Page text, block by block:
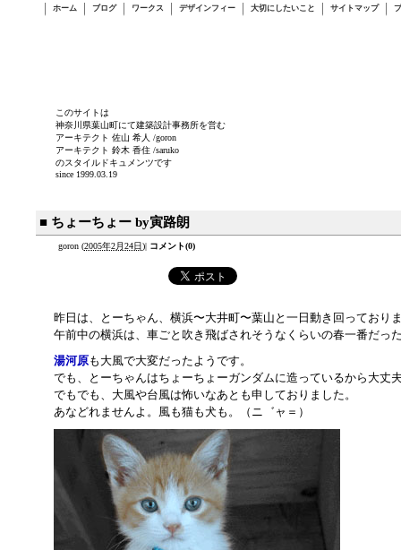
ホーム ブログ ワークス デザインフィー 大切にしたいこと サイトマップ
このサイトは
神奈川県葉山町にて建築設計事務所を営む
アーキテクト 佐山 希人 /goron
アーキテクト 鈴木 香住 /saruko
のスタイルドキュメンツです
since 1999.03.19
■ ちょーちょー by寅路朗
goron (2005年2月24日)| コメント(0)
昨日は、とーちゃん、横浜〜大井町〜葉山と一日動き回っており
午前中の横浜は、車ごと吹き飛ばされそうなくらいの春一番だっ
湯河原も大風で大変だったようです。
でも、とーちゃんはちょーちょーガンダムに造っているから大丈
でもでも、大風や台風は怖いなあとも申しておりました。
あなどれませんよ。風も猫も犬も。（ニ゛ャ＝）